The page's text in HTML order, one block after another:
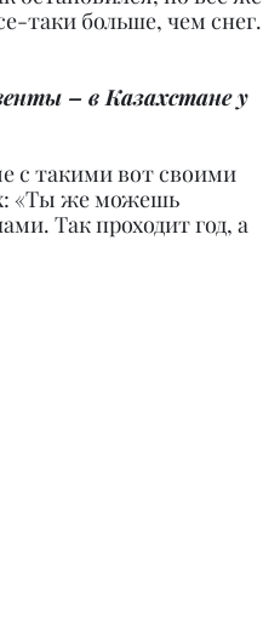
таки больше, чем снег.
– в Казахстане у
с такими вот своими
«Ты же можешь
Так проходит год, а